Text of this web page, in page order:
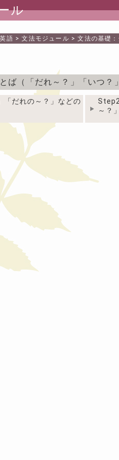
ル
英語 >文法モジュール >文法の基礎
ば（「だれ～？」「いつ？
だれの～？」などの
～？